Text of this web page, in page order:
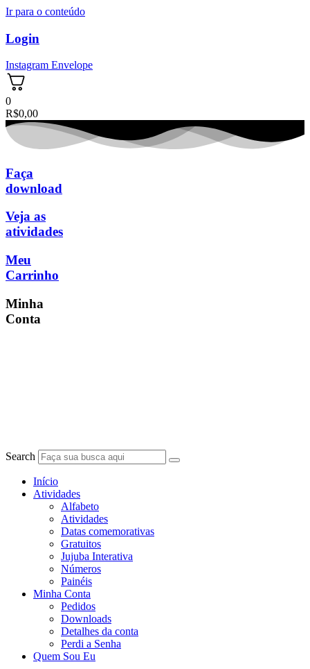
Ir para o conteúdo
Login
Instagram Envelope
0
R$0,00
Faça
download
Veja as
atividades
Meu
Carrinho
Minha
Conta
Search
Início
Atividades
Alfabeto
Atividades
Datas comemorativas
Gratuitos
Jujuba Interativa
Números
Painéis
Minha Conta
Pedidos
Downloads
Detalhes da conta
Perdi a Senha
Quem Sou Eu